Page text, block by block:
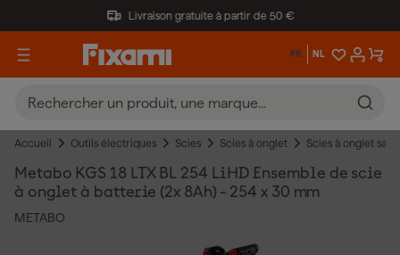
Livraison gratuite à partir de 50 €
FR NL
Accueil Outils électriques Scies Scies à onglet Scies à onglet sans
Metabo KGS 18 LTX BL 254 LiHD Ensemble de scie
à onglet à batterie (2x 8Ah) - 254 x 30 mm
METABO